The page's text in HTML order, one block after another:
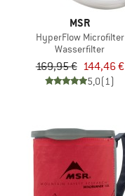
MSR
HyperFlow Microfilter
Wasserfilter
169,95 € 144,46 €
5,0(1)